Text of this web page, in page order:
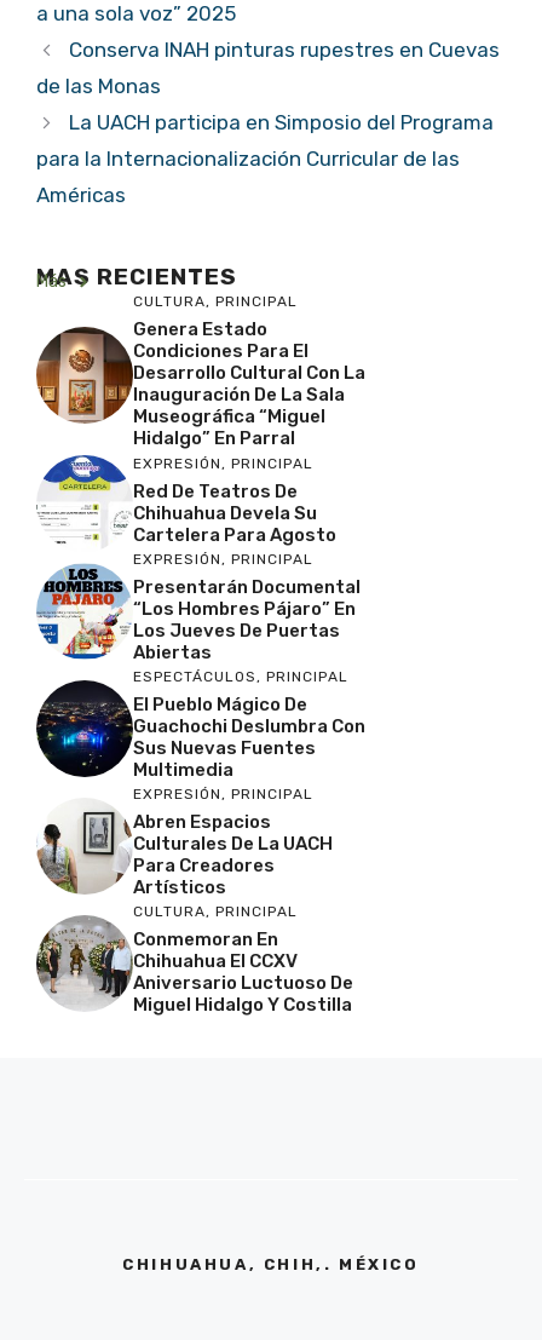
a una sola voz” 2025
Conserva INAH pinturas rupestres en Cuevas
de las Monas
La UACH participa en Simposio del Programa
para la Internacionalización Curricular de las
Américas
MAS RECIENTES
Más
CULTURA, PRINCIPAL
Genera Estado
Condiciones Para El
Desarrollo Cultural Con La
Inauguración De La Sala
Museográfica “Miguel
Hidalgo” En Parral
EXPRESIÓN, PRINCIPAL
Red De Teatros De
Chihuahua Devela Su
Cartelera Para Agosto
EXPRESIÓN, PRINCIPAL
Presentarán Documental
“Los Hombres Pájaro” En
Los Jueves De Puertas
Abiertas
ESPECTÁCULOS, PRINCIPAL
El Pueblo Mágico De
Guachochi Deslumbra Con
Sus Nuevas Fuentes
Multimedia
EXPRESIÓN, PRINCIPAL
Abren Espacios
Culturales De La UACH
Para Creadores
Artísticos
CULTURA, PRINCIPAL
Conmemoran En
Chihuahua El CCXV
Aniversario Luctuoso De
Miguel Hidalgo Y Costilla
CHIHUAHUA, CHIH,. MÉXICO